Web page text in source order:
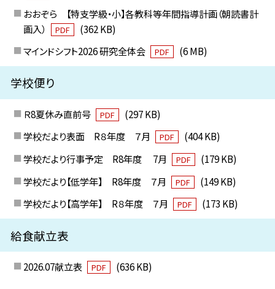
おおぞら 【特支学級・小】各教科等年間指導計画（朝読書計
画入）
PDF
(362 KB)
マインドシフト2026 研究全体会
PDF (6 MB)
学校便り
Ｒ8夏休み直前号 PDF
(297 KB)
学校だより表面 R８年度 ７月
PDF
(404 KB)
学校だより行事予定 R8年度 7月
PDF
(179 KB)
学校だより【低学年】 R8年度 ７月
PDF
(149 KB)
学校だより【高学年】 R８年度 ７月
PDF (173 KB)
給食献立表
2026.07献立表 PDF (636 KB)